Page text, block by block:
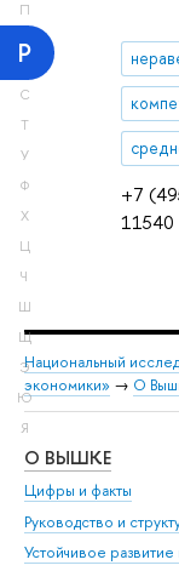
П
Р
С
Т
У
Ф
Х
Ц
Ч
Ш
Щ
Э
Ю
Я
+7
11540
Национальный
экономики» → О
О ВЫШКЕ
Цифры и факты
Руководство и
Устойчивое